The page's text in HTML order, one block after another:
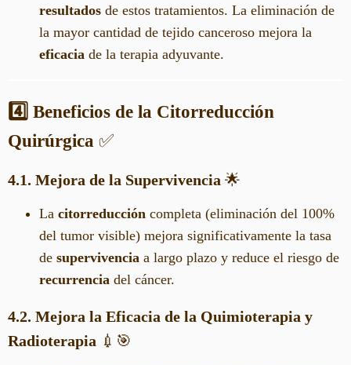
resultados de estos tratamientos. La eliminación de
la mayor cantidad de tejido canceroso mejora la
eficacia de la terapia adyuvante.
4️⃣ Beneficios de la Citorreducción
Quirúrgica ✅
4.1. Mejora de la Supervivencia 🌟
La citorreducción completa (eliminación del 100%
del tumor visible) mejora significativamente la tasa
de supervivencia a largo plazo y reduce el riesgo de
recurrencia del cáncer.
4.2. Mejora la Eficacia de la Quimioterapia y
Radioterapia 💉🎯